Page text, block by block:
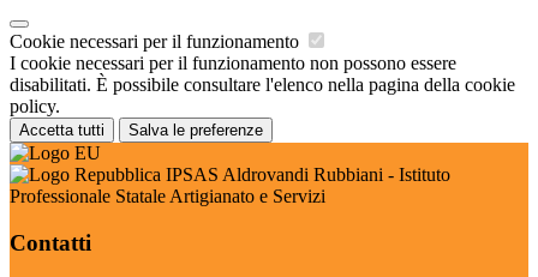
Cookie necessari per il funzionamento
I cookie necessari per il funzionamento non possono essere
disabilitati. È possibile consultare l'elenco nella pagina della cookie
policy.
Accetta tutti Salva le preferenze
IPSAS Aldrovandi Rubbiani - Istituto
Professionale Statale Artigianato e Servizi
Contatti